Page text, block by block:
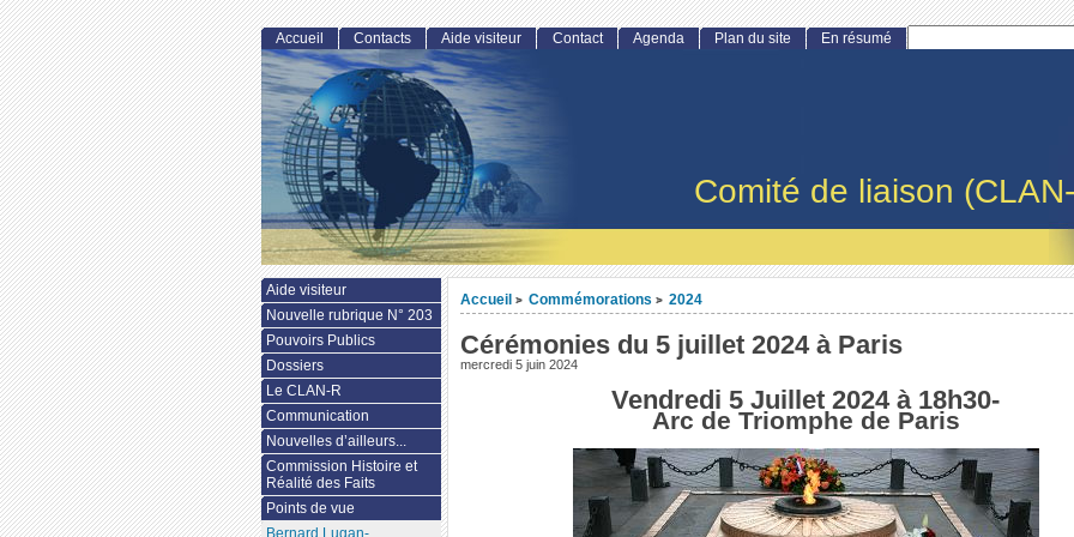
Comité de liaison
Accueil > Commémorations > 2024
Cérémonies du 5 juillet 2024 à Paris
mercredi 5 juin 2024
Vendredi 5 Juillet 2024 à 18h30-
Arc de Triomphe de Paris
Accueil Contacts Aide visiteur Contact Agenda Plan du site En résumé
Aide visiteur
Nouvelle rubrique N° 203
Pouvoirs Publics
Dossiers
Le CLAN-R
Communication
Nouvelles d’ailleurs...
Commission Histoire et
Réalité des Faits
Points de vue